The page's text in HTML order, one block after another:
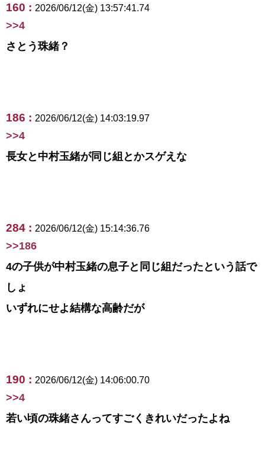
160 : 2026/06/12(金) 13:57:41.74
>>4
さとう珠緒？
186 : 2026/06/12(金) 14:03:19.97
>>4
長女と中村玉緒が同じ組とかスゲえな
284 : 2026/06/12(金) 15:14:36.76
>>186
4の子供が中村玉緒の息子と同じ組だったという話で
しょ
いずれにせよ結構な高齢だが
190 : 2026/06/12(金) 14:06:00.70
>>4
若い頃の珠緒さんってすごくきれいだったよね